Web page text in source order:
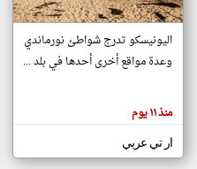
هنا عن
وجهة
كاتبيها.
اليونيسكو تدرج شواطئ نورماندي
وعدة مواقع أخرى أحدها في بلد ...
منذ ١١ يوم
ار تي عربي